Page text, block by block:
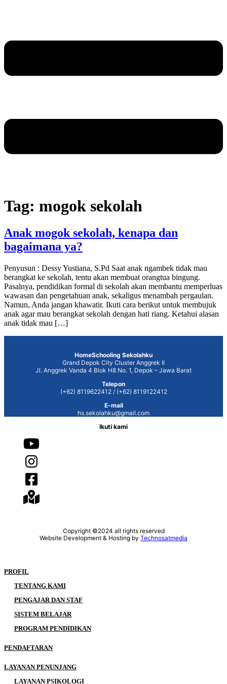
Tag: mogok sekolah
Anak mogok sekolah, kenapa dan
bagaimana ya?
Penyusun : Dessy Yustiana, S.Pd Saat anak ngambek tidak mau
berangkat ke sekolah, tentu akan membuat orangtua bingung.
Pasalnya, pendidikan formal di sekolah akan membantu memperluas
wawasan dan pengetahuan anak, sekaligus menambah pergaulan.
Namun, Anda jangan khawatir. Ikuti cara berikut untuk membujuk
anak agar mau berangkat sekolah dengan hati riang. Ketahui alasan
anak tidak mau […]
HomeSchooling Sekolahku
Grand Depok City Cluster Anggrek II
Jl. Anggrek Vanda 4 Blok H8 No. 1, Depok – Jawa Barat
Telepon
(+62) 8119622412 / (+62) 8119122412
E-mail
hs.sekolahku@gmail.com
Ikuti kami
Copyright ©2024 all rights reserved
Website Development & Hosting by Technosatmedia
PROFIL
TENTANG KAMI
PENGAJAR DAN STAF
SISTEM BELAJAR
PROGRAM PENDIDIKAN
PENDAFTARAN
LAYANAN PENUNJANG
LAYANAN PSIKOLOGI